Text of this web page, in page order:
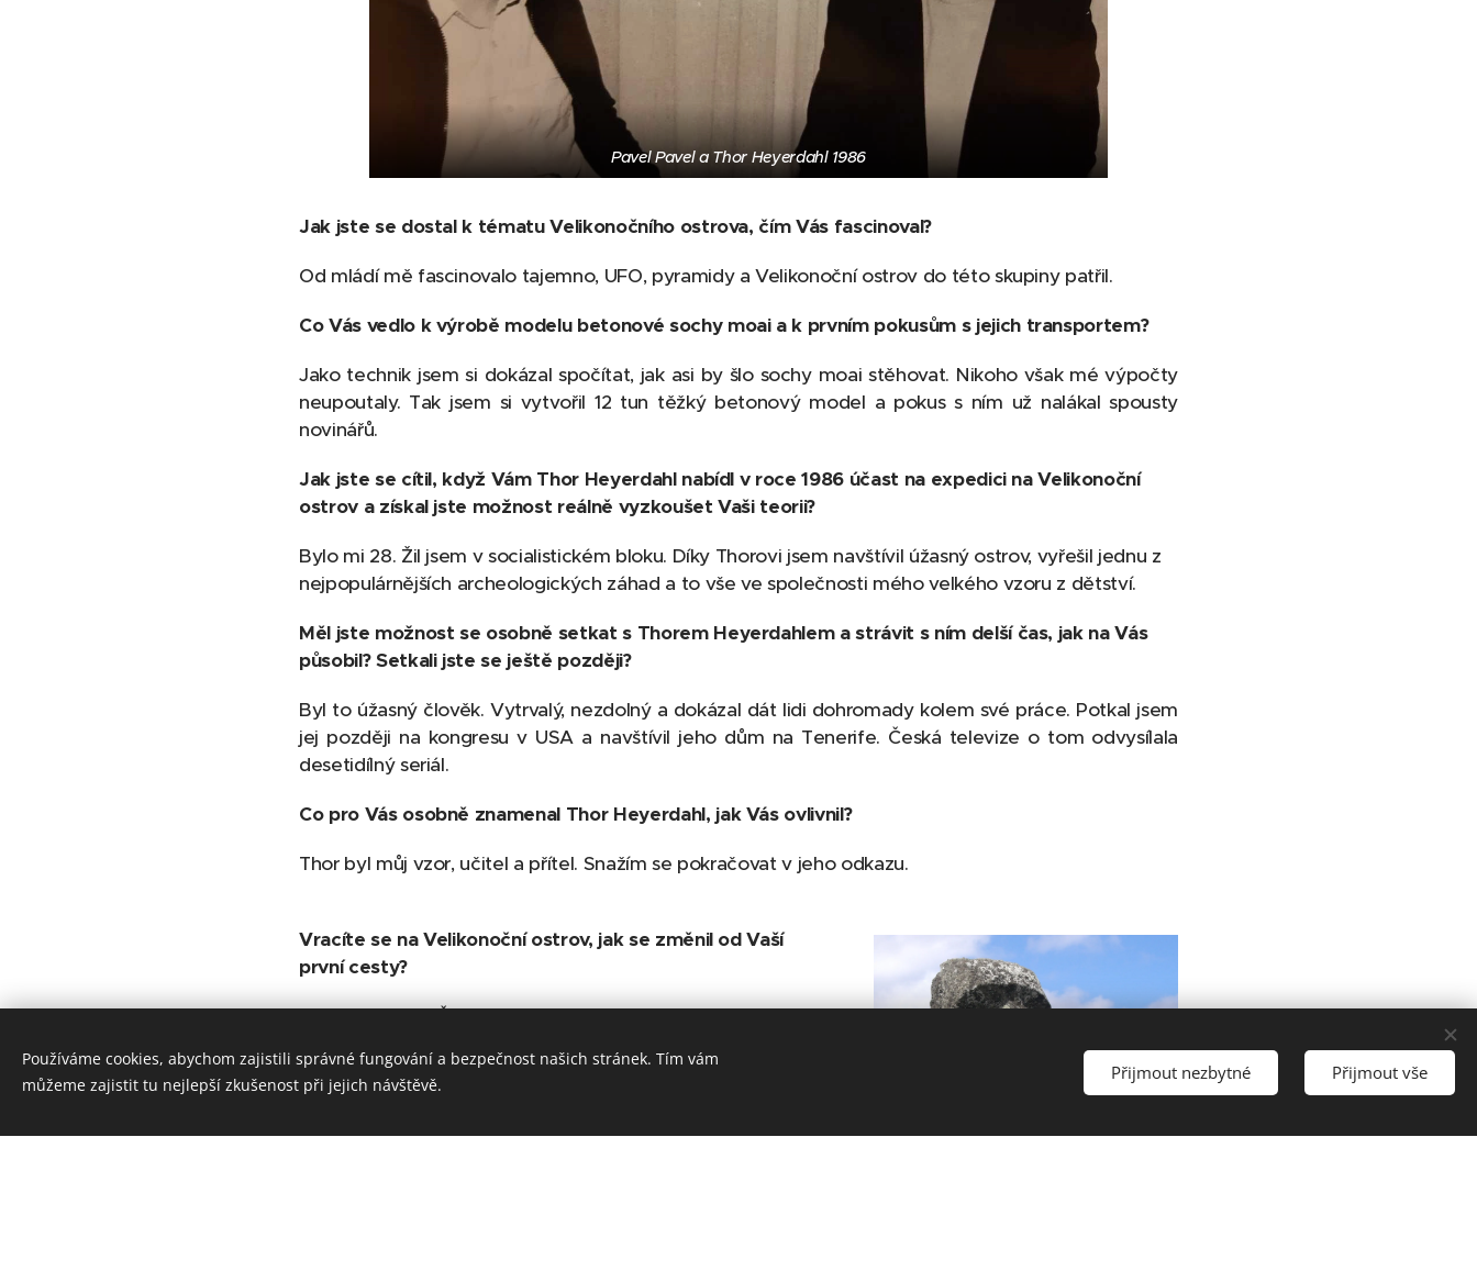
Pavel Pavel a Thor Heyerdahl 1986
Jak jste se dostal k tématu Velikonočního ostrova, čím Vás fascinoval?
Od mládí mě fascinovalo tajemno, UFO, pyramidy a Velikonoční ostrov do této skupiny patřil.
Co Vás vedlo k výrobě modelu betonové sochy moai a k prvním pokusům s jejich transportem?
Jako technik jsem si dokázal spočítat, jak asi by šlo sochy moai stěhovat. Nikoho však mé výpočty
neupoutaly. Tak jsem si vytvořil 12 tun těžký betonový model a pokus s ním už nalákal spousty
novinářů.
Jak jste se cítil, když Vám Thor Heyerdahl nabídl v roce 1986 účast na expedici na Velikonoční
ostrov a získal jste možnost reálně vyzkoušet Vaši teorii?
Bylo mi 28. Žil jsem v socialistickém bloku. Díky Thorovi jsem navštívil úžasný ostrov, vyřešil jednu z
nejpopulárnějších archeologických záhad a to vše ve společnosti mého velkého vzoru z dětství.
Měl jste možnost se osobně setkat s Thorem Heyerdahlem a strávit s ním delší čas, jak na Vás
působil? Setkali jste se ještě později?
Byl to úžasný člověk. Vytrvalý, nezdolný a dokázal dát lidi dohromady kolem své práce. Potkal jsem
jej později na kongresu v USA a navštívil jeho dům na Tenerife. Česká televize o tom odvysílala
desetidílný seriál.
Co pro Vás osobně znamenal Thor Heyerdahl, jak Vás ovlivnil?
Thor byl můj vzor, učitel a přítel. Snažím se pokračovat v jeho odkazu.
Vracíte se na Velikonoční ostrov, jak se změnil od Vaší
první cesty?
Jak se změnila Česká republika za těch třicet tři let? Stejné
Skrývá pro Vás Velikonoční ostrov ještě další tajemství?
Velikonoční ostrov má řadu tajemství nejen pro mě. Třeba
Používáme cookies, abychom zajistili správné fungování a bezpečnost našich stránek. Tím vám
můžeme zajistit tu nejlepší zkušenost při jejich návštěvě.
Přijmout nezbytné Přijmout vše